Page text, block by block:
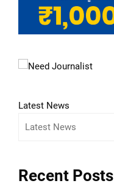
Latest News
Recent Posts